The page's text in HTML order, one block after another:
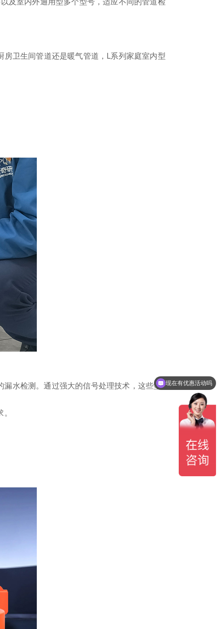
卫生间管道还是暖气管道，L系列家庭室内型
水检测。通过强大的信号处理技术，这些型号
可以介绍下你们的产品么
现在有优惠活动吗